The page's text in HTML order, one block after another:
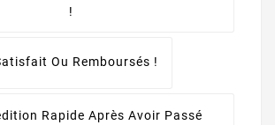
!
Ou Remboursés !
Rapide Après Avoir Passé